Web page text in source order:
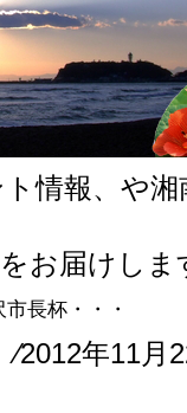
情報、や
お届けしま
長杯・・・
年11月